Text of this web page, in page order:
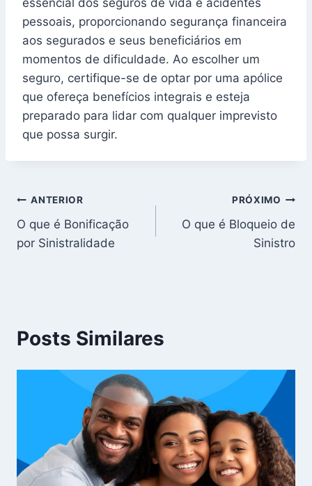
pessoais, proporcionando segurança financeira
aos segurados e seus beneficiários em
momentos de dificuldade. Ao escolher um
seguro, certifique-se de optar por uma apólice
que ofereça benefícios integrais e esteja
preparado para lidar com qualquer imprevisto
que possa surgir.
Navegação
de
ANTERIOR
O que é Bonificação
por Sinistralidade
PRÓXIMO
O que é Bloqueio de
Sinistro
Posts Similares